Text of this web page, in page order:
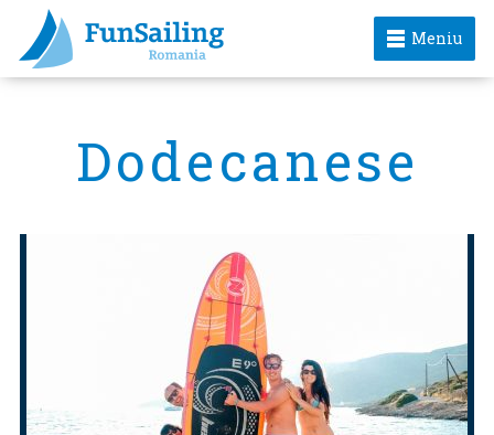
Meniu
Dodecanese